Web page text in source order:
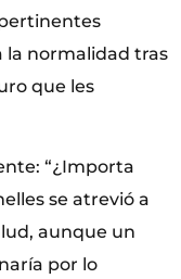
la normalidad tras
que les
“¿Importa
se atrevió a
aunque un
por lo